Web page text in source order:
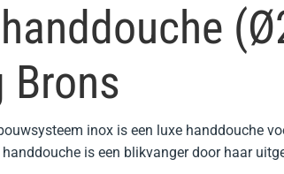
Brons
inox is een luxe handdouche
is een blikvanger door haar